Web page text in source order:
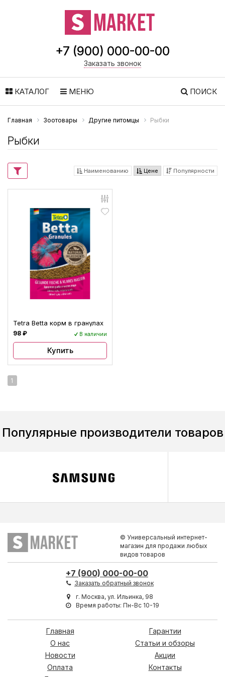
+7 (900) 000-00-00
Заказать звонок
КАТАЛОГ МЕНЮ ПОИСК
Главная Зоотовары Другие питомцы Рыбки
Рыбки
Наименованию Цене Популярности
Tetra Betta корм в гранулах
98 ₽ В наличии
Купить
1
Популярные производители товаров
© Универсальный интернет-
магазин для продажи любых
видов товаров
+7 (900) 000-00-00
Заказать обратный звонок
г. Москва, ул. Ильинка, 98
Время работы: Пн-Вс 10-19
Главная
О нас
Новости
Оплата
Гарантии
Статьи и обзоры
Акции
Контакты